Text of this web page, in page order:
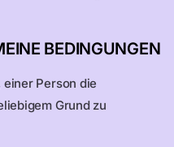
BEDINGUNGEN
Person die
Grund zu